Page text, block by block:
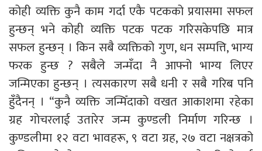
कोही व्यक्ति कुनै काम गर्दा एकै पटकको प्रयासमा सफल
हुन्छन् भने कोही व्यक्ति पटक पटक गरिसकेपछि मात्र
सफल हुन्छन् । किन सबै व्यक्तिको गुण, धन सम्पत्ति, भाग्य
फरक हुन्छ ? सबैले जन्मँदा नै आफ्नो भाग्य लिएर
जन्मिएका हुन्छन् । त्यसकारण सबै धनी र सबै गरिब पनि
हुँदैनन् । “कुनै व्यक्ति जन्मिँदाको वखत आकाशमा रहेका
ग्रह गोचरलाई उतारेर जन्म कुण्डली निर्माण गरिन्छ ।
कुण्डलीमा १२ वटा भावहरू, ९ वटा ग्रह, २७ वटा नक्षत्रको